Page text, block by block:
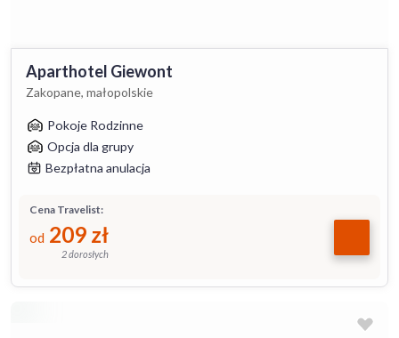
Aparthotel Giewont
Zakopane, małopolskie
Pokoje Rodzinne
Opcja dla grupy
Bezpłatna anulacja
Cena Travelist:
od 209 zł
2 dorosłych